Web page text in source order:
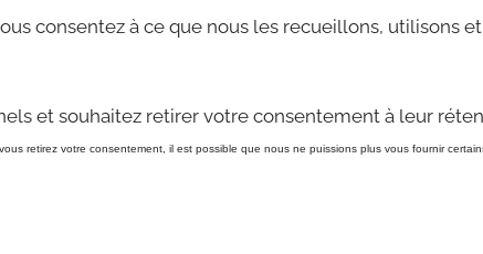
consentez à ce que nous les recueillons, utilisons
et souhaitez retirer votre consentement à leur
vous retirez votre consentement, il est possible que nous ne puissions plus vous fournir